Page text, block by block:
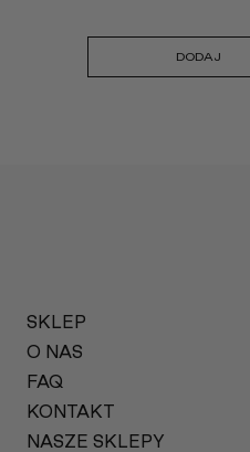
DODAJ
SKLEP
O NAS
FAQ
KONTAKT
NASZE SKLEPY